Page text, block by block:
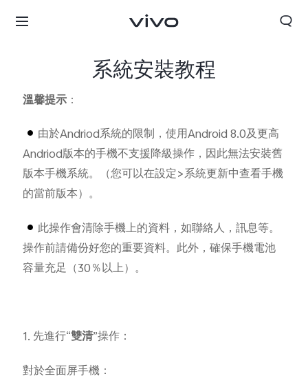
系統安裝教程
溫馨提示 ：
由於Andriod系統的限制，使用Android 8.0及更高
Andriod版本的手機不支援降級操作，因此無法安裝舊
版本手機系統。
（您可以在設定>系統更新中查看手機
的當前版本）。
此操作會清除手機上的資料，如聯絡人，訊息等。
操作前請備份好您的重要資料。此外，確保手機電池
容量充足（30％以上）。
1. 先進行“雙清”操作：
對於全面屏手機：